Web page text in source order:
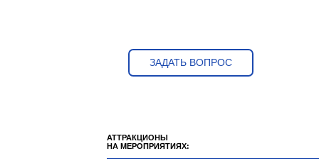
ЗАДАТЬ ВОПРОС
АТТРАКЦИОНЫ
НА МЕРОПРИЯТИЯХ: